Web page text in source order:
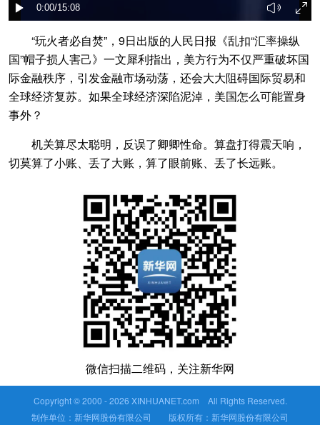
“玩火者必自焚”，9日出版的人民日报《乱扣“汇率操纵
国”帽子损人害己》一文犀利指出，美方行为不仅严重破坏国
际金融秩序，引发金融市场动荡，还会大大阻碍国际贸易和
全球经济复苏。如果全球经济深陷泥淖，美国怎么可能置身
事外？
机关算尽太聪明，反误了卿卿性命。算盘打得震天响，
切莫算了小账、丢了大账，算了眼前账、丢了长远账。
微信扫描二维码，关注新华网
Copyright © 2000 -2026 XINHUANET.com All Rights Reserved.
制作单位：新华网股份有限公司 版权所有：新华网股份有限公司